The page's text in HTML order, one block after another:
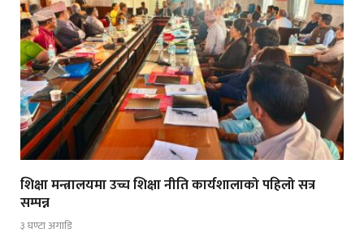
शिक्षा मन्त्रालयमा उच्च शिक्षा नीति कार्यशालाको पहिलो सत्र
सम्पन्न
३ घण्टा अगाडि